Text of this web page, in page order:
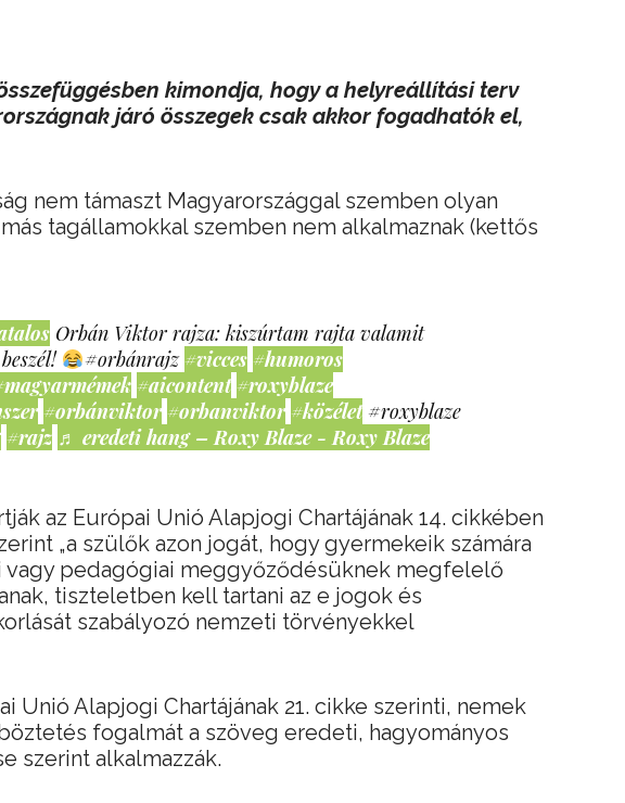
kimondja, hogy a helyreállítási terv
járó összegek csak akkor fogadhatók el,
nem támaszt Magyarországgal szemben olyan
tagállamokkal szemben nem alkalmaznak (kettős
Orbán Viktor rajza: kiszúrtam rajta valamit
#orbánrajz #vicces #humoros
#aicontent #roxyblaze
#orbánviktor #orbanviktor #közélet #roxyblaze
#rajz ♬ eredeti hang – Roxy Blaze - Roxy Blaze
az Európai Unió Alapjogi Chartájának 14. cikkében
„a szülők azon jogát, hogy gyermekeik számára
vagy pedagógiai meggyőződésüknek megfelelő
tiszteletben kell tartani az e jogok és
szabályozó nemzeti törvényekkel
Unió Alapjogi Chartájának 21. cikke szerinti, nemek
fogalmát a szöveg eredeti, hagyományos
szerint alkalmazzák.